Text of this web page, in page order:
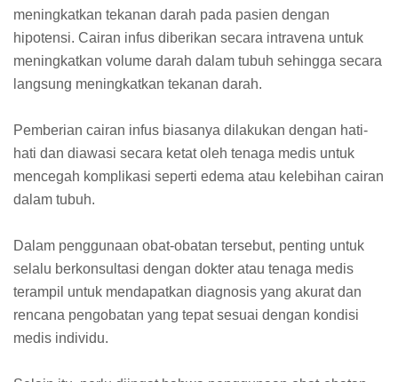
meningkatkan tekanan darah pada pasien dengan
hipotensi. Cairan infus diberikan secara intravena untuk
meningkatkan volume darah dalam tubuh sehingga secara
langsung meningkatkan tekanan darah.
Pemberian cairan infus biasanya dilakukan dengan hati-
hati dan diawasi secara ketat oleh tenaga medis untuk
mencegah komplikasi seperti edema atau kelebihan cairan
dalam tubuh.
Dalam penggunaan obat-obatan tersebut, penting untuk
selalu berkonsultasi dengan dokter atau tenaga medis
terampil untuk mendapatkan diagnosis yang akurat dan
rencana pengobatan yang tepat sesuai dengan kondisi
medis individu.